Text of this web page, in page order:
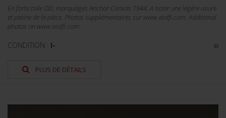
En forte toile OD, marquages Anchor Canvas 1944. A noter une légère usure
et patine de la pièce. Photos supplémentaires sur www.aiolfi.com. Additional
photos on www.aiolfi.com.
CONDITION : I-
PLUS DE DÉTAILS